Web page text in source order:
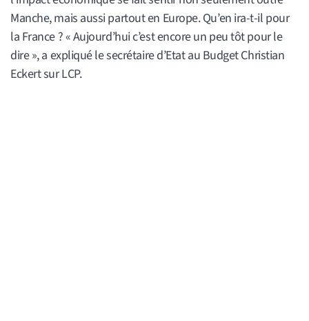
Manche, mais aussi partout en Europe. Qu’en ira-t-il pour
la France ? « Aujourd’hui c’est encore un peu tôt pour le
dire », a expliqué le secrétaire d’Etat au Budget Christian
Eckert sur LCP.